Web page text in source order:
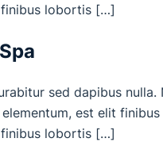
finibus lobortis […]
sed dapibus
est elit
finibus lobortis […]